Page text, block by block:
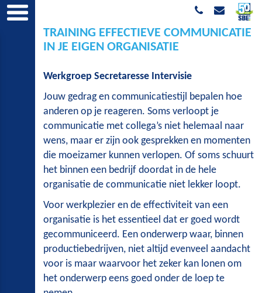
TRAINING EFFECTIEVE COMMUNICATIE
IN JE EIGEN ORGANISATIE
Werkgroep Secretaresse Intervisie
Jouw gedrag en communicatiestijl bepalen hoe
anderen op je reageren. Soms verloopt je
communicatie met collega’s niet helemaal naar
wens, maar er zijn ook gesprekken en momenten
die moeizamer kunnen verlopen. Of soms schuurt
het binnen een bedrijf doordat in de hele
organisatie de communicatie niet lekker loopt.
Voor werkplezier en de effectiviteit van een
organisatie is het essentieel dat er goed wordt
gecommuniceerd. Een onderwerp waar, binnen
productiebedrijven, niet altijd evenveel aandacht
voor is maar waarvoor het zeker kan lonen om
het onderwerp eens goed onder de loep te